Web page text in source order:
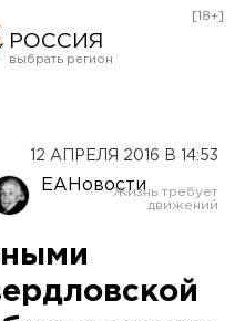
РОССИЯ
Оренбург
[18+]
12 АПРЕЛЯ 2016 В 14:53
ЕАНовости